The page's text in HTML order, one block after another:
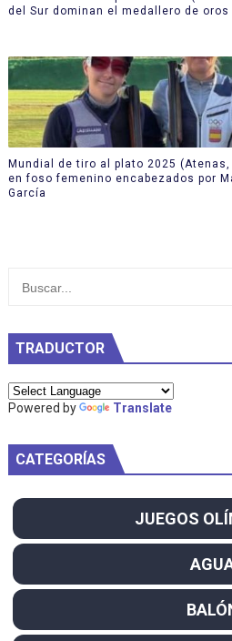
del Sur dominan el medallero de oros
Mundial de tiro al plato 2025 (Atenas,
en foso femenino encabezados por
García
TRADUCTOR
Powered by Translate
CATEGORÍAS
JUEGOS